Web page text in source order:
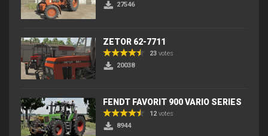
27546
ZETOR 62-7711
23 votes
20038
FENDT FAVORIT 900 VARIO SERIES
12 votes
8944